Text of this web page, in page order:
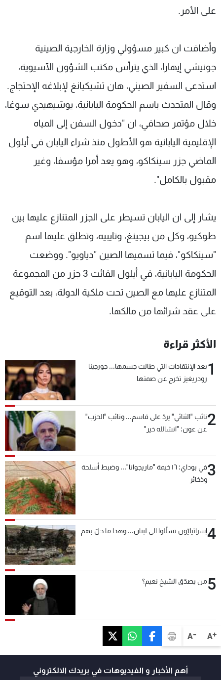
A+
A-
على الأمر.
وأضافت ان كبير مسؤولي وزارة الخارجية الصينية
جونيشي إيهارا، الذي يترأس مكتب الشؤون الآسيوية،
استدعى السفير الصيني، هان تشيكيانغ لإبلاغه الإحتجاج.
وقال المتحدث باسم الحكومة اليابانية، يوشيهيدي سوغا،
خلال مؤتمر صحافي، ان "دخول السفن إلى المياه
الإقليمية اليابانية هو الأطول منذ شراء اليابان في أيلول
الماضي جزر سينكاكو، وهو يعد أمرا مؤسفا، وغير
مقبول بالكامل".
يشار إلى ان اليابان تسيطر على الجزر المتنازع عليها بين
طوكيو، وكل من بيجينغ، وتايبيه، وتطلق عليها اسم
"سينكاكو"، فيما تسميها الصين "دياويو". ووضعت
الحكومة اليابانية، في أيلول الفائت 3 جزر من المجموعة
المتنازع عليها مع الصين تحت ملكية الدولة، بعد التوقيع
على عقد شرائها من مالكها.
الأكثر قراءة
1بعد الإنتقادات التي طالت جسمها... جورجينا
رودريغيز تخرج عن صمتها
2نائب "الثنائي" يردّ على قاسم... ونائب "الحزب"
عن عون: "انشالله خير"
3
في بوداي: ١٦ خيمة "ماريجوانا"... وضبط أسلحة
وذخائر
4إسرائيليّون تسلّلوا الى لبنان... وهذا ما حلّ بهم
5من يصدّق الشيخ نعيم؟
أهم الأخبار و الفيديوهات في بريدك الالكتروني